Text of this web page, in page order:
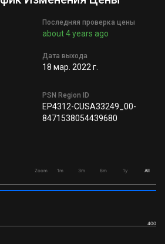
Последняя проверка цены
about 4 years ago
Дата выхода
18 мар. 2022 г.
PSN Region ID
EP4312-CUSA33249_00-
8471538054439680
Zoom 1m 3m 6m 1y All
400